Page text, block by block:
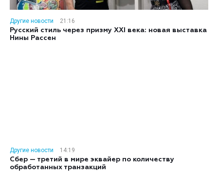
Другие новости
21:16
Русский стиль через призму XXI века: новая выставка
Нины Рассен
Другие новости
14:19
Сбер — третий в мире эквайер по количеству
обработанных транзакций